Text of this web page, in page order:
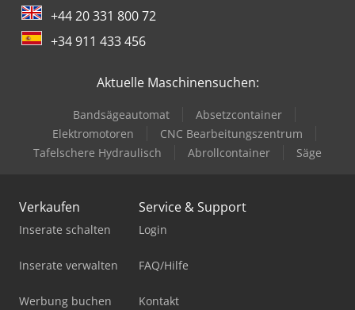
+44 20 331 800 72
+34 911 433 456
Aktuelle Maschinensuchen:
Bandsägeautomat
Absetzcontainer
Elektromotoren
CNC Bearbeitungszentrum
Tafelschere Hydraulisch
Abrollcontainer Säge
Verkaufen
Inserate schalten
Inserate verwalten
Werbung buchen
Service & Support
Login
FAQ/Hilfe
Kontakt